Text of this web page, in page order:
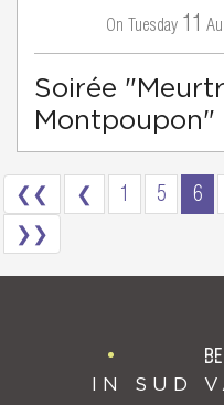
On Tuesday 11
Soirée
Montpoupon"
❮❮ ❮ 1 5 6
❯❯
IN SUD